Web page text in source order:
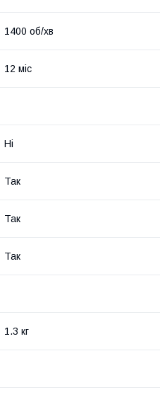
1400 об/хв
12 міс
Ні
Так
Так
Так
1.3 кг